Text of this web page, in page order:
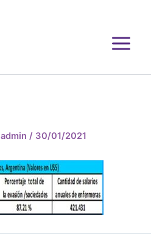
admin / 30/01/2021